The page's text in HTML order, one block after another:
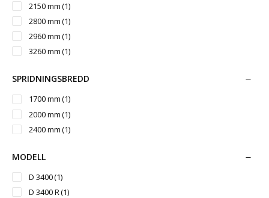
2150 mm(1)
2800 mm(1)
2960 mm(1)
3260 mm(1)
SPRIDNINGSBREDD
1700 mm(1)
2000 mm(1)
2400 mm(1)
MODELL
D 3400(1)
D 3400 R(1)